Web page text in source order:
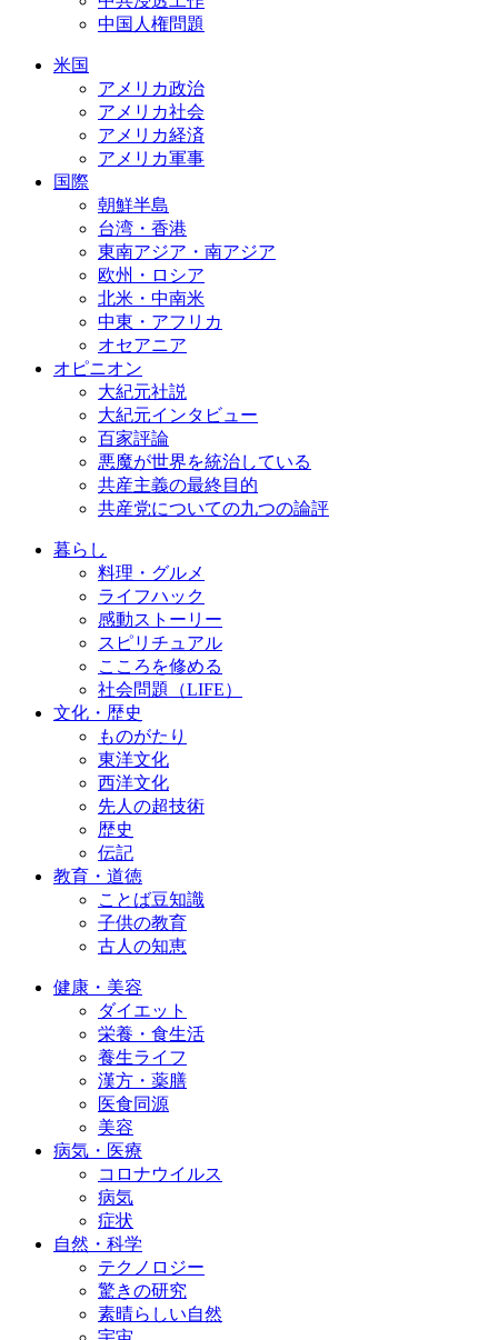
中国人権問題
米国
アメリカ政治
アメリカ社会
アメリカ経済
アメリカ軍事
国際
朝鮮半島
台湾・香港
東南アジア・南アジア
欧州・ロシア
北米・中南米
中東・アフリカ
オセアニア
オピニオン
大紀元社説
大紀元インタビュー
百家評論
悪魔が世界を統治している
共産主義の最終目的
共産党についての九つの論評
暮らし
料理・グルメ
ライフハック
感動ストーリー
スピリチュアル
こころを修める
社会問題（LIFE）
文化・歴史
ものがたり
東洋文化
西洋文化
先人の超技術
歴史
伝記
教育・道徳
ことば豆知識
子供の教育
古人の知恵
健康・美容
ダイエット
栄養・食生活
養生ライフ
漢方・薬膳
医食同源
美容
病気・医療
コロナウイルス
病気
症状
自然・科学
テクノロジー
驚きの研究
素晴らしい自然